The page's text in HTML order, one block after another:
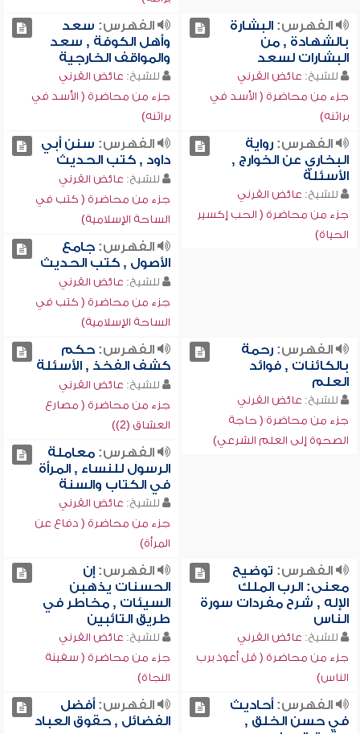
الفهرس:البشارة
بالشهادة , من
البشارات لسعد
للشيخ: عائض القرني
جزء من محاضرة ( الأسد في
براثنه)
الفهرس: سعد
وأهل الكوفة , سعد
والمواقف الخارجية
للشيخ: عائض القرني
جزء من محاضرة ( الأسد في
براثنه)
الفهرس:رواية
البخاري عن الخوارج ,
الأسئلة
للشيخ: عائض القرني
جزء من محاضرة ( الحب إكسير
الحياة)
الفهرس: سنن أبي
داود , كتب الحديث
للشيخ: عائض القرني
جزء من محاضرة ( كتب في
الساحة الإسلامية)
الفهرس:جامع
الأصول , كتب الحديث
للشيخ: عائض القرني
جزء من محاضرة ( كتب في
الساحة الإسلامية)
الفهرس:رحمة
بالكائنات , فوائد
العلم
للشيخ: عائض القرني
جزء من محاضرة ( حاجة
الصحوة إلى العلم الشرعي)
الفهرس:حكم
كشف الفخذ , الأسئلة
للشيخ: عائض القرني
جزء من محاضرة ( مصارع
العشاق (2))
الفهرس:معاملة
الرسول للنساء , المرأة
في الكتاب والسنة
للشيخ: عائض القرني
جزء من محاضرة ( دفاع عن
المرأة)
الفهرس: توضيح
معنى: الرب الملك
الإله , شرح مفردات سورة
الناس
للشيخ: عائض القرني
جزء من محاضرة ( قل أعوذ برب
الناس)
الفهرس:إن
الحسنات يذهبن
السيئات , مخاطر في
طريق التائبين
للشيخ: عائض القرني
جزء من محاضرة ( سفينة
النجاة)
الفهرس:أحاديث
في حسن الخلق ,
الفهرس:أفضل
الفضائل , حقوق العباد